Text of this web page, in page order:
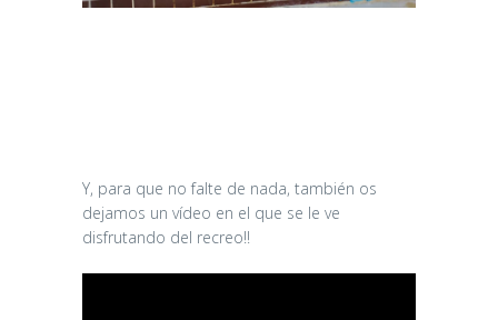
Y, para que no falte de nada, también os
dejamos un vídeo en el que se le ve
disfrutando del recreo!!